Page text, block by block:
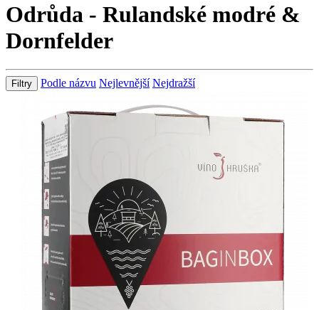
Odrůda - Rulandské modré &
Dornfelder
Filtry Podle názvu Nejlevnější Nejdražší